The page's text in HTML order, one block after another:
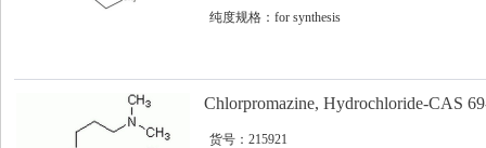
纯度规格：for synthesis
Chlorpromazine, Hydrochloride-CAS
货号：215921